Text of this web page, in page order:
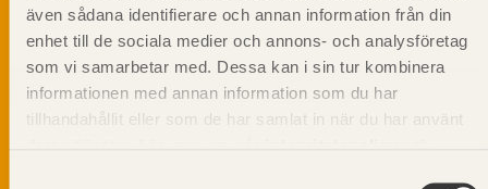
även sådana identifierare och annan information från din
enhet till de sociala medier och annons- och analysföretag
som vi samarbetar med. Dessa kan i sin tur kombinera
informationen med annan information som du har
tillhandahållit eller som de har samlat in när du har använt